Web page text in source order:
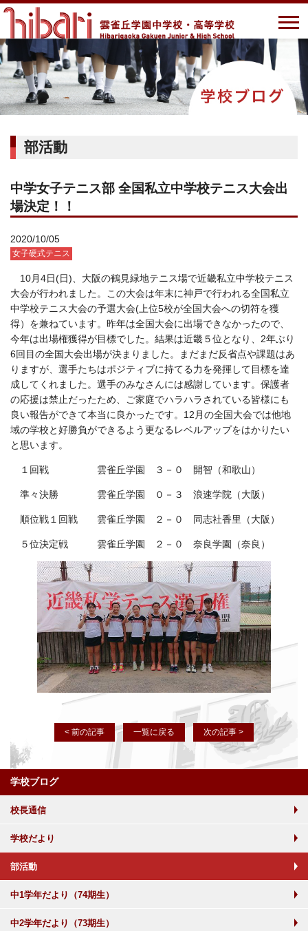
部活動
中学女子テニス部 全国私立中学校テニス大会出
場決定！！
2020/10/05
女子硬式テニス
10月4日(日)、大阪の鶴見緑地テニス場で近畿私立中学校テニス
大会が行われました。この大会は年末に神戸で行われる全国私立
中学校テニス大会の予選大会(上位5校が全国大会への切符を獲
得）を兼ねています。昨年は全国大会に出場できなかったので、
今年は出場権獲得が目標でした。結果は近畿５位となり、2年ぶり
6回目の全国大会出場が決まりました。まだまだ反省点や課題はあ
りますが、選手たちはポジティブに持てる力を発揮して目標を達
成してくれました。選手のみなさんには感謝しています。保護者
の応援は禁止だったため、ご家庭でハラハラされている皆様にも
良い報告ができて本当に良かったです。12月の全国大会では他地
域の学校と好勝負ができるよう更なるレベルアップをはかりたい
と思います。
１回戦 雲雀丘学園 ３－０ 開智（和歌山）
準々決勝 雲雀丘学園 ０－３ 浪速学院（大阪）
順位戦１回戦 雲雀丘学園 ２－０ 同志社香里（大阪）
５位決定戦 雲雀丘学園 ２－０ 奈良学園（奈良）
< 前の記事 一覧に戻る 次の記事 >
学校ブログ
校長通信
学校だより
部活動
中1学年だより（74期生）
中2学年だより（73期生）